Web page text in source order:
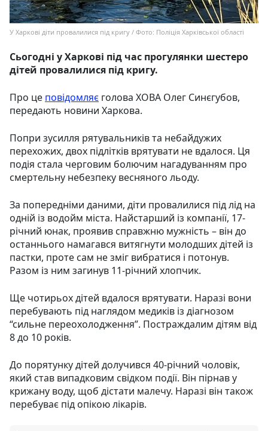
У Харкові діти провалилися під кригу / Фото: Поліція Харківської області
Сьогодні у Харкові під час прогулянки шестеро
дітей провалилися під кригу.
Про це повідомляє голова ХОВА Олег Синєгубов,
передають новини Харкова.
Попри зусилля рятувальників та небайдужих
перехожих, двох підлітків врятувати не вдалося. Ця
подія стала черговим болючим нагадуванням про
смертельну небезпеку весняного льоду.
За попередніми даними, діти провалилися під лід на
одній із водойм міста. Найстарший із компанії, 17-
річний юнак, проявив справжню мужність – він до
останнього намагався витягнути молодших дітей із
пастки, проте сам не зміг вибратися і потонув.
Разом із ним загинув 11-річний хлопчик.
Ще чотирьох дітей вдалося врятувати. Наразі вони
перебувають під наглядом медиків із діагнозом
“сильне переохолодження”. Постраждалим дітям від
8 до 10 років.
До порятунку дітей долучився 40-річний чоловік,
який став випадковим свідком події. Він пірнав у
крижану воду, щоб дістати малечу. Наразі він також
перебуває під опікою лікарів.